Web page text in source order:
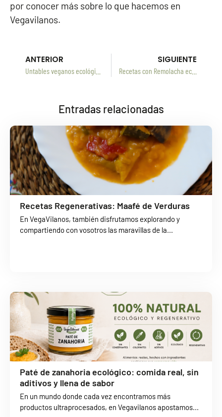
por conocer más sobre lo que hacemos en
Vegavilanos.
ANTERIOR SIGUIENTE
Recetas con Remolacha ecológica roja en polvo
Entradas relacionadas
Recetas Regenerativas: Maafé de Verduras
En VegaVilanos, también disfrutamos explorando y
compartiendo con vosotros las maravillas de la...
Paté de zanahoria ecológico: comida real, sin
aditivos y llena de sabor
En un mundo donde cada vez encontramos más
productos ultraprocesados, en Vegavilanos apostamos...